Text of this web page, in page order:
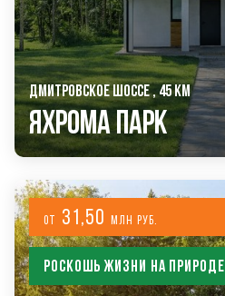
ДМИТРОВСКОЕ ШОССЕ , 45 КМ
Яхрома Парк
от 31,50 млн руб.
Роскошь жизни на природе